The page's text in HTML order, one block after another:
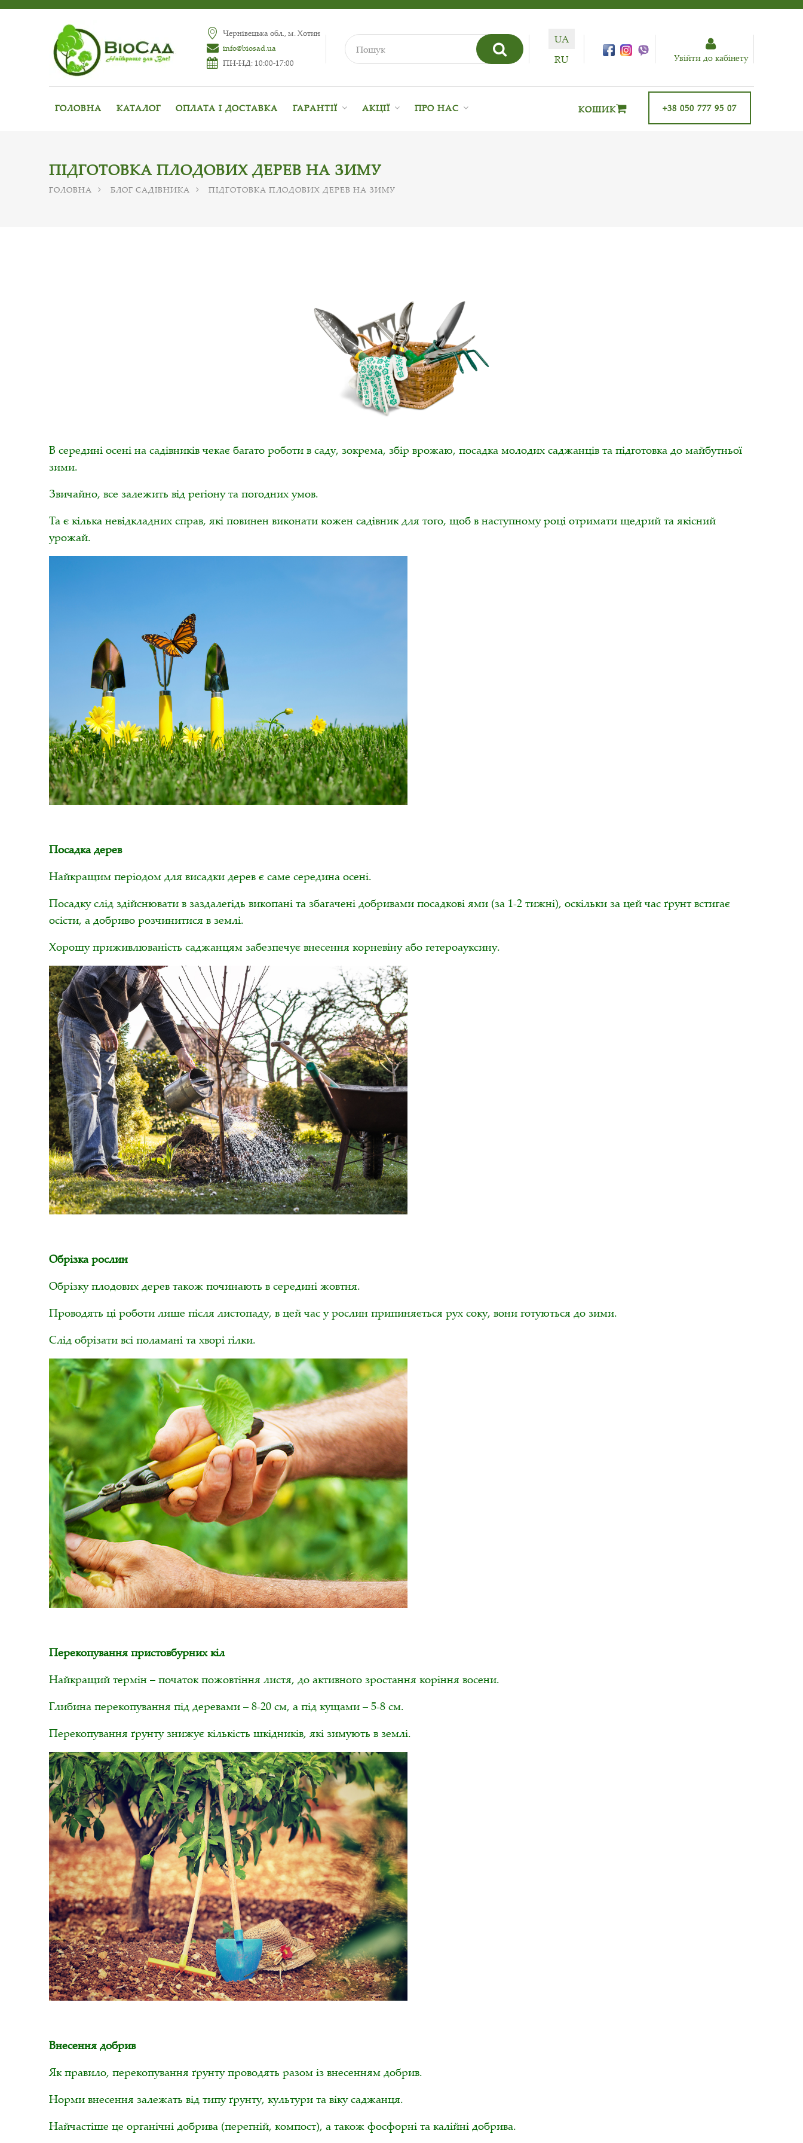
Чернівецька обл., м. Хотин
info@biosad.ua
ПН-НД: 10:00-17:00
UA
RU
Увiйти до кабiнету
ГОЛОВНА КАТАЛОГ ОПЛАТА І ДОСТАВКА ГАРАНТІЇ АКЦІЇ ПРО НАС +38 050 777 95 07
КОШИК
ПІДГОТОВКА ПЛОДОВИХ ДЕРЕВ НА ЗИМУ
ГОЛОВНА БЛОГ САДІВНИКА ПІДГОТОВКА ПЛОДОВИХ ДЕРЕВ НА ЗИМУ
В середині осені на садівників чекає багато роботи в саду, зокрема, збір врожаю, посадка молодих саджанців та підготовка до майбутньої
зими.
Звичайно, все залежить від регіону та погодних умов.
Та є кілька невідкладних справ, які повинен виконати кожен садівник для того, щоб в наступному році отримати щедрий та якісний
урожай.
Посадка дерев
Найкращим періодом для висадки дерев є саме середина осені.
Посадку слід здійснювати в заздалегідь викопані та збагачені добривами посадкові ями (за 1-2 тижні), оскільки за цей час ґрунт встигає
осісти, а добриво розчинитися в землі.
Хорошу приживлюваність саджанцям забезпечує внесення корневіну або гетероауксину.
Обрізка рослин
Обрізку плодових дерев також починають в середині жовтня.
Проводять ці роботи лише після листопаду, в цей час у рослин припиняється рух соку, вони готуються до зими.
Слід обрізати всі поламані та хворі гілки.
Перекопування пристовбурних кіл
Найкращий термін – початок пожовтіння листя, до активного зростання коріння восени.
Глибина перекопування під деревами – 8-20 см, а під кущами – 5-8 см.
Перекопування ґрунту знижує кількість шкідників, які зимують в землі.
Внесення добрив
Як правило, перекопування ґрунту проводять разом із внесенням добрив.
Норми внесення залежать від типу ґрунту, культури та віку саджанця.
Найчастіше це органічні добрива (перегній, компост), а також фосфорні та калійні добрива.